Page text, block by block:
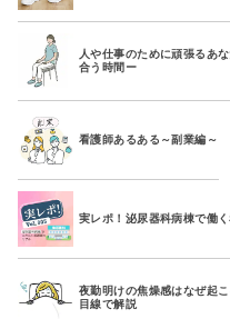
人や仕事のために頑張るあ
合う時間ー
看護師あるある～副業編～
実レポ！泌尿器科病棟で働
夜勤明けの焦燥感はなぜ起
目線で解説